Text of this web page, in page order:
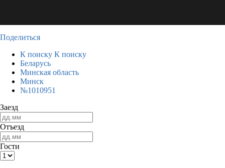
Поделиться
К поиску К поиску
Беларусь
Минская область
Минск
№1010951
Заезд
Отъезд
Гости